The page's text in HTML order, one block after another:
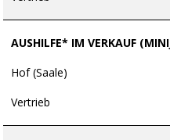
AUSHILFE* IM VERKAUF
Hof (Saale)
Vertrieb